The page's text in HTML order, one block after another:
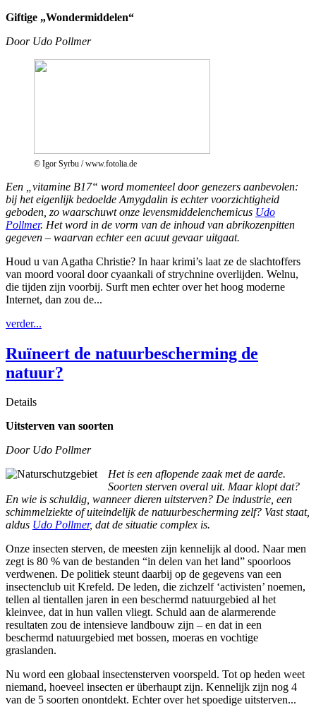
Giftige „Wondermiddelen“
Door Udo Pollmer
© Igor Syrbu / www.fotolia.de
Een „vitamine B17“ word momenteel door genezers aanbevolen:
bij het eigenlijk bedoelde Amygdalin is echter voorzichtigheid
geboden, zo waarschuwt onze levensmiddelenchemicus Udo
Pollmer. Het word in de vorm van de inhoud van abrikozenpitten
gegeven – waarvan echter een acuut gevaar uitgaat.
Houd u van Agatha Christie? In haar krimi’s laat ze de slachtoffers
van moord vooral door cyaankali of strychnine overlijden. Welnu,
die tijden zijn voorbij. Surft men echter over het hoog moderne
Internet, dan zou de...
verder...
Ruïneert de natuurbescherming de
natuur?
Details
Uitsterven van soorten
Door Udo Pollmer
Het is een aflopende zaak met de aarde.
Soorten sterven overal uit. Maar klopt dat?
En wie is schuldig, wanneer dieren uitsterven? De industrie, een
schimmelziekte of uiteindelijk de natuurbescherming zelf? Vast staat,
aldus Udo Pollmer, dat de situatie complex is.
Onze insecten sterven, de meesten zijn kennelijk al dood. Naar men
zegt is 80 % van de bestanden “in delen van het land” spoorloos
verdwenen. De politiek steunt daarbij op de gegevens van een
insectenclub uit Krefeld. De leden, die zichzelf ‘activisten’ noemen,
tellen al tientallen jaren in een beschermd natuurgebied al het
kleinvee, dat in hun vallen vliegt. Schuld aan de alarmerende
resultaten zou de intensieve landbouw zijn – en dat in een
beschermd natuurgebied met bossen, moeras en vochtige
graslanden.
Nu word een globaal insectensterven voorspeld. Tot op heden weet
niemand, hoeveel insecten er überhaupt zijn. Kennelijk zijn nog 4
van de 5 soorten onontdekt. Echter over het spoedige uitsterven...